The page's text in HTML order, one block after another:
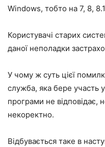
Windows, тобто на 7, 8,
Користувачі старих
даної неполадки
У чому ж суть цієї
служба, яка бере участь
програми не відповідає,
некоректно.
Відбувається таке в